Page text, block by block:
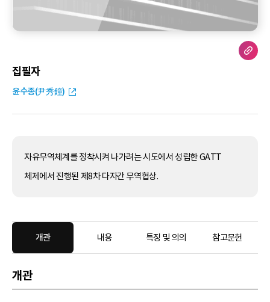
집필자
윤수종(尹秀鐘)
자유무역체계를 정착시켜 나가려는 시도에서 성립한 GATT
체제에서 진행된 제8차 다자간 무역협상.
개관 내용 특징 및 의의 참고문헌
개관